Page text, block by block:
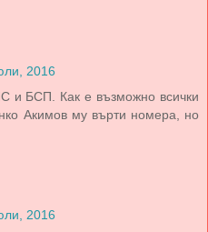
2016
и БСП. Как е възможно всички
Акимов му върти номера, но
2016